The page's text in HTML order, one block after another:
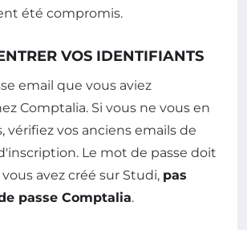
été compromis.
VOS IDENTIFIANTS
email que vous aviez
Comptalia. Si vous ne vous en
vérifiez vos anciens emails de
Le mot de passe doit
avez créé sur Studi, pas
passe Comptalia.